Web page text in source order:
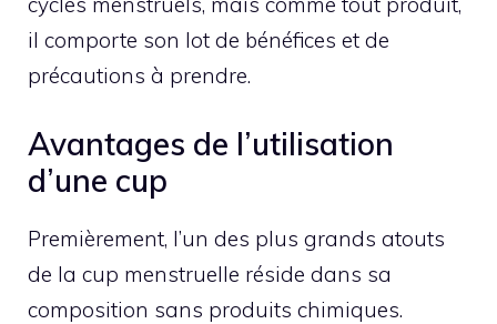
il comporte son lot de bénéfices et de
précautions à prendre.
Avantages de l’utilisation
d’une cup
Premièrement, l’un des plus grands atouts
de la cup menstruelle réside dans sa
composition sans produits chimiques.